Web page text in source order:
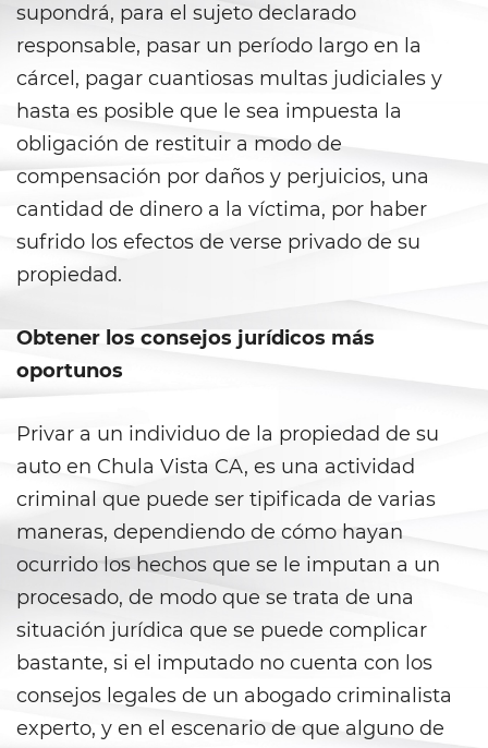
Libertad Condicional Bajo
Palabra
Petición para Anular una
Condena por Asesinato
Sello de Registros de Arresto
Violación de la Libertad
Condicional
Aumento de Sentencia por Armas
Eléctricas o de Servicios
Públicos
Incendio Provocado
Propiedad Ajena
Invasión de Propiedad Ajena
Vandalismo
Delitos de Armas
supondrá, para el sujeto declarado
responsable, pasar un período largo en la
cárcel, pagar cuantiosas multas judiciales y
hasta es posible que le sea impuesta la
obligación de restituir a modo de
compensación por daños y perjuicios, una
cantidad de dinero a la víctima, por haber
sufrido los efectos de verse privado de su
propiedad.
Obtener los consejos jurídicos más
oportunos
Privar a un individuo de la propiedad de su
auto en Chula Vista CA, es una actividad
criminal que puede ser tipificada de varias
maneras, dependiendo de cómo hayan
ocurrido los hechos que se le imputan a un
procesado, de modo que se trata de una
situación jurídica que se puede complicar
bastante, si el imputado no cuenta con los
consejos legales de un abogado criminalista
experto, y en el escenario de que alguno de